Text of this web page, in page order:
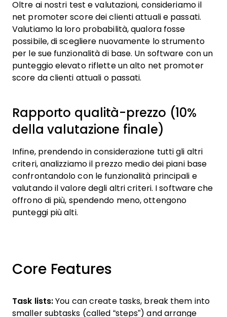
Oltre ai nostri test e valutazioni, consideriamo il
net promoter score dei clienti attuali e passati.
Valutiamo la loro probabilità, qualora fosse
possibile, di scegliere nuovamente lo strumento
per le sue funzionalità di base. Un software con un
punteggio elevato riflette un alto net promoter
score da clienti attuali o passati.
Rapporto qualità-prezzo (10%
della valutazione finale)
Infine, prendendo in considerazione tutti gli altri
criteri, analizziamo il prezzo medio dei piani base
confrontandolo con le funzionalità principali e
valutando il valore degli altri criteri. I software che
offrono di più, spendendo meno, ottengono
punteggi più alti.
Core Features
Task lists: You can create tasks, break them into
smaller subtasks (called “steps”) and arrange